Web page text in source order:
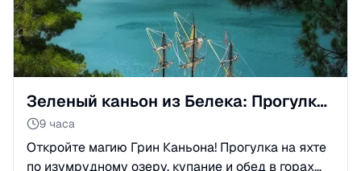
Зеленый каньон из Белека: Прогулка на катере и отдых в горах
9 часа
Откройте магию Грин Каньона! Прогулка на яхте
по изумрудному озеру, купание и обед в горах